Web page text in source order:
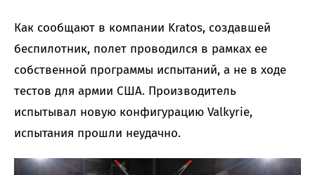
Как сообщают в компании Kratos, создавшей
беспилотник, полет проводился в рамках ее
собственной программы испытаний, а не в ходе
тестов для армии США. Производитель
испытывал новую конфигурацию Valkyrie,
испытания прошли неудачно.